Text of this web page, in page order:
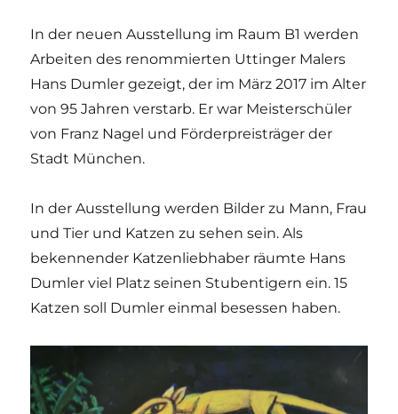
25.
Mai
In der neuen Ausstellung im Raum B1 werden
Arbeiten des renommierten Uttinger Malers
Hans Dumler gezeigt, der im März 2017 im Alter
von 95 Jahren verstarb. Er war Meisterschüler
von Franz Nagel und Förderpreisträger der
Stadt München.
In der Ausstellung werden Bilder zu Mann, Frau
und Tier und Katzen zu sehen sein. Als
bekennender Katzenliebhaber räumte Hans
Dumler viel Platz seinen Stubentigern ein. 15
Katzen soll Dumler einmal besessen haben.